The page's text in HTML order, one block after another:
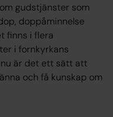
gudstjänster som
doppåminnelse
finns i flera
i fornkyrkans
är det ett sätt att
och få kunskap om